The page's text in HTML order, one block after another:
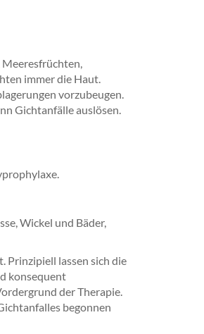
Meeresfrüchten,
immer die Haut.
vorzubeugen.
Gichtanfälle auslösen.
Wickel und Bäder,
Prinzipiell lassen sich die
konsequent
der Therapie.
begonnen